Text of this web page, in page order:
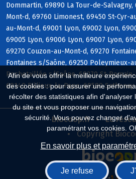
Afin de vous offrir la meilleure
des cookies : pour assurer une
récolter des statistiques afin
du site et vous proposer une
sécurité. Vous pouvez changer
paramétrant vos cookies.
En savoir plus et
Je refuse
Dommartin, 69890 La Tour-de-
Mont-d, 69760 Limonest, 69450 St-Cyr-
au-Mont-d, 69001 Lyon, 69002 Lyon,
69005 Lyon, 69006 Lyon, 69007 Lyon,
69270 Couzon-au-Mont-d, 69270
Fontaines s/Saône, 69250 Poleymieux-
Rochetaillée s/Saône, 69270 St-
69140 Rillieux-la-Pape, 69580
Biocoop.fr
Le
Copyright